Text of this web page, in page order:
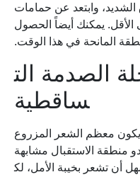
وابتعد عن حمامات
لمدة 4 أسابيع على الأقل. يمكنك أيضاً الحصول
المانحة في هذا الوقت.
3: مرحلة الصدمة الت
ساقطية
معظم الشعر المزروع
منطقة الاستقبال مشابهة
أن تشعر بخيبة الأمل، لك